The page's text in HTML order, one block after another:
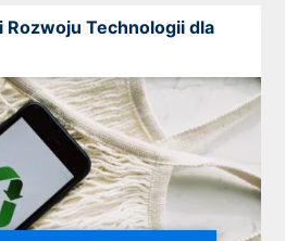
Rozwoju Technologii dla